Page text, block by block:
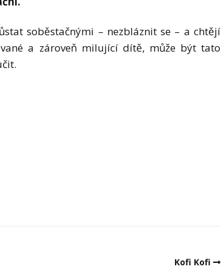
soběstačnými – nezbláznit se – a chtějí
a zároveň milující dítě, může být tato
Kofi Kofi